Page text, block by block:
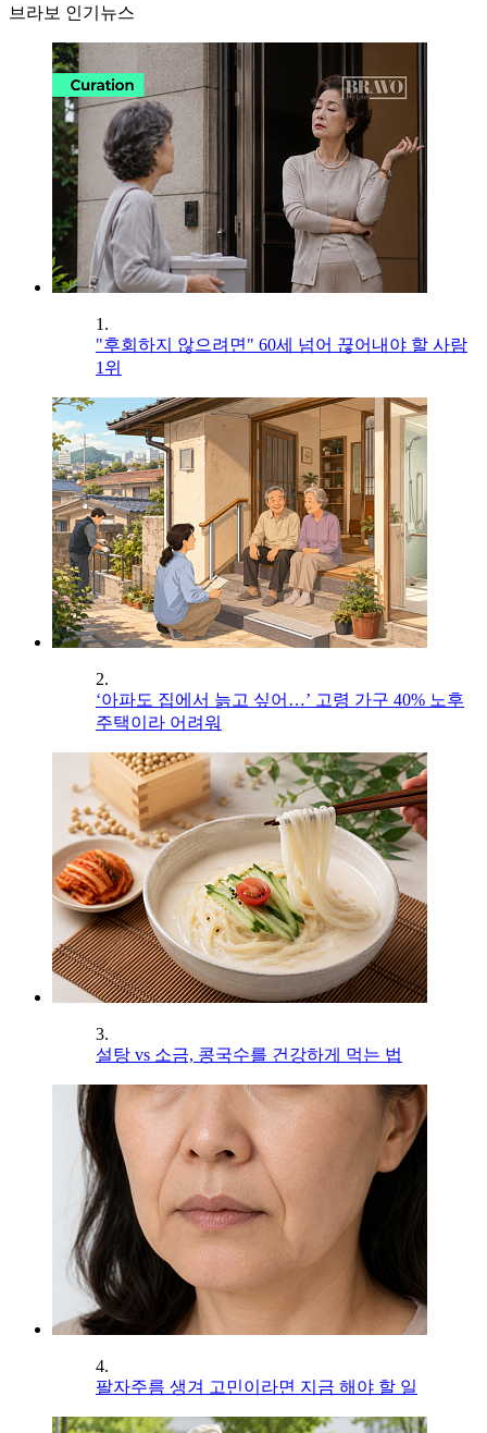
브라보 인기뉴스
1.
"후회하지 않으려면" 60세 넘어 끊어내야 할 사람
1위
2.
‘아파도 집에서 늙고 싶어…’ 고령 가구 40% 노후
주택이라 어려워
3.
설탕 vs 소금, 콩국수를 건강하게 먹는 법
4.
팔자주름 생겨 고민이라면 지금 해야 할 일